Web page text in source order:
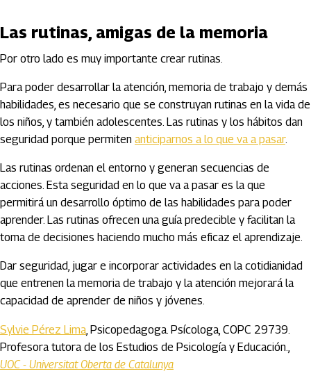
Las rutinas, amigas de la memoria
Por otro lado es muy importante crear rutinas.
Para poder desarrollar la atención, memoria de trabajo y demás
habilidades, es necesario que se construyan rutinas en la vida de
los niños, y también adolescentes. Las rutinas y los hábitos dan
seguridad porque permiten anticiparnos a lo que va a pasar.
Las rutinas ordenan el entorno y generan secuencias de
acciones. Esta seguridad en lo que va a pasar es la que
permitirá un desarrollo óptimo de las habilidades para poder
aprender. Las rutinas ofrecen una guía predecible y facilitan la
toma de decisiones haciendo mucho más eficaz el aprendizaje.
Dar seguridad, jugar e incorporar actividades en la cotidianidad
que entrenen la memoria de trabajo y la atención mejorará la
capacidad de aprender de niños y jóvenes.
Sylvie Pérez Lima, Psicopedagoga. Psícologa, COPC 29739.
Profesora tutora de los Estudios de Psicología y Educación.,
UOC - Universitat Oberta de Catalunya